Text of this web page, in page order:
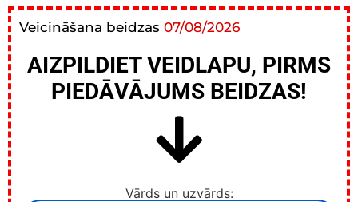
Veicināšana beidzas 07/08/2026
AIZPILDIET VEIDLAPU, PIRMS
PIEDĀVĀJUMS BEIDZAS!
Vārds un uzvārds: